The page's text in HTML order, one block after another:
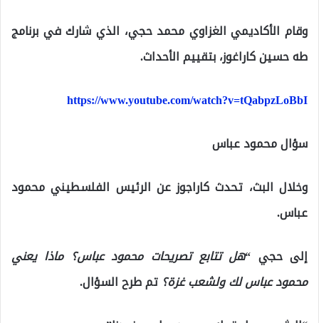
وقام الأكاديمي الغزاوي محمد حجي، الذي شارك في برنامج
طه حسين كاراغوز، بتقييم الأحداث.
https://www.youtube.com/watch?v=tQabpzLoBbI
سؤال محمود عباس
وخلال البث، تحدث كاراجوز عن الرئيس الفلسطيني محمود
عباس.
إلى حجي “هل تتابع تصريحات محمود عباس؟ ماذا يعني
محمود عباس لك ولشعب غزة؟ تم طرح السؤال.